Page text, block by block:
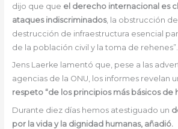
dijo que que el derecho internacional es
ataques indiscriminados, la obstrucción
destrucción de infraestructura esencial
de la población civil y la toma de rehenes”.
Jens Laerke lamentó que, pese a las
agencias de la ONU, los informes revelan
respeto “de los principios más básicos de
Durante diez días hemos atestiguado un
por la vida y la dignidad humanas, añadió.